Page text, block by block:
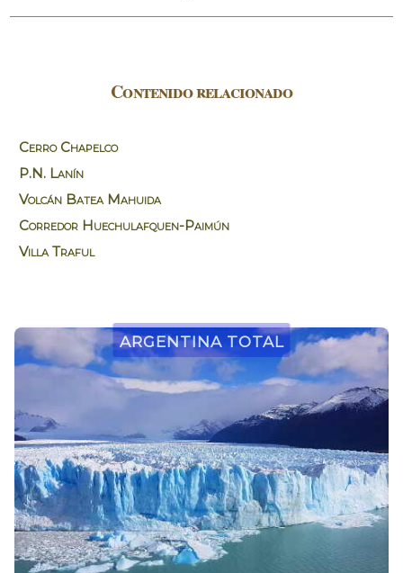
Contenido relacionado
Cerro Chapelco
P.N. Lanín
Volcán Batea Mahuida
Corredor Huechulafquen-Paimún
Villa Traful
Argentina Total